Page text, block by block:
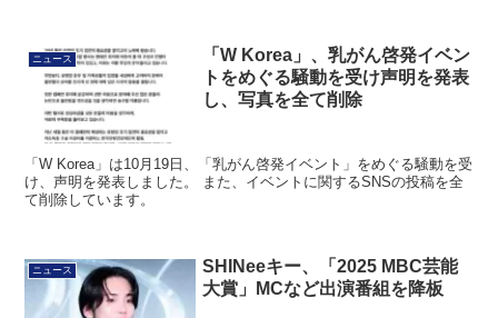
ニュース
「W Korea」、乳がん啓発イベン
トをめぐる騒動を受け声明を発表
し、写真を全て削除
「W Korea」は10月19日、「乳がん啓発イベント」をめぐる騒動を受
け、声明を発表しました。 また、イベントに関するSNSの投稿を全
て削除しています。
ニュース
SHINeeキー、「2025 MBC芸能
大賞」MCなど出演番組を降板